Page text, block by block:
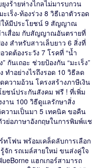
งร้ายห่างไกลไม่มารบกวน
เร็ง-ท้องร่วง 8 วิธีเอาตัวรอด
ให้มีประโยชน์ 9 สัญญาณ
าเสื่อม กับสัญญาณอันตรายที่
สำหรับสาวเล็บยาว 6 สิ่งที่
ดต้องระวัง 7 โรคที่ “น้ำ
กันเถอะ ช่วยป้องกัน “มะเร็ง”
ำอย่างไรถึงรอด 10 วิธีลด
วามอ้วน โครงสร้างภาษีเงิน
ชน์ประกันสังคม ฟรี ! ที่เพิ่ม
าน 100 วิธีดูแลรักษาสิ่ง
วามเป็นมา 5 เทคนิค ขอคืน
ย่อภาษาอังกฤษในการพิมพ์แช
ฟน พร้อมเคล็ดลับการเลือก
จัก รถเมล์สายใหม่ ขนส่งคู่ใจ
แฮกเกอร์สามารถ